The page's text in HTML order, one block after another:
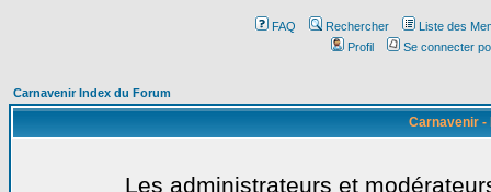
FAQ Rechercher
Liste des
Profil
Se connecter
Carnavenir Index du Forum
Carnavenir -
Les administrateurs et